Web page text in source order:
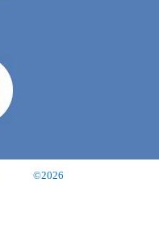
©2026